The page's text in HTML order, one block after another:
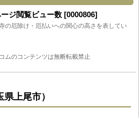
ジ閲覧ビュー数 [0000806]
の厄除け・厄払いへの関心の高さを表してい
ムのコンテンツは無断転載禁止
上尾市）